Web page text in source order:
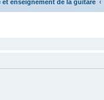
enseignement de la guitare